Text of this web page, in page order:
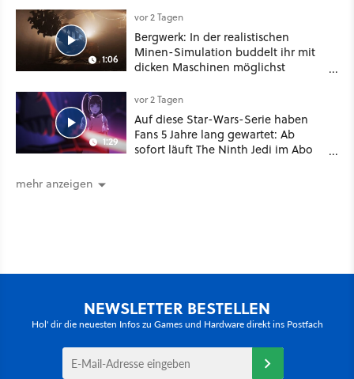
1:06
vor 2 Tagen
Bergwerk: In der realistischen
Minen-Simulation buddelt ihr mit
dicken Maschinen möglichst
1:29
vor 2 Tagen
Auf diese Star-Wars-Serie haben
Fans 5 Jahre lang gewartet: Ab
sofort läuft The Ninth Jedi im Abo
mehr anzeigen
NEWSLETTER BESTELLEN
Hol' dir die neuesten Infos zu Games und Hardware direkt ins Postfach